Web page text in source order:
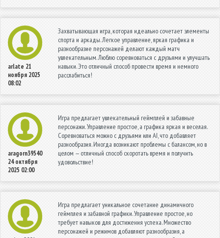
arlate 21
ноября 2025
08:02
Захватывающая игра, которая идеально сочетает элементы
спорта и аркады. Легкое управление, яркая графика и
разнообразие персонажей делают каждый матч
увлекательным. Люблю соревноваться с друзьями и улучшать
навыки. Это отличный способ провести время и немного
расслабиться!
aragorn39540
24 октября
2025 02:00
Игра предлагает увлекательный геймплей и забавные
персонажи. Управление простое, а графика яркая и веселая.
Соревноваться можно с друзьями или AI, что добавляет
разнообразия. Иногда возникают проблемы с балансом, но в
целом — отличный способ скоротать время и получить
удовольствие!
Игра предлагает уникальное сочетание динамичного
геймплея и забавной графики. Управление простое, но
требует навыков для достижения успеха. Множество
персонажей и режимов добавляют разнообразия, а